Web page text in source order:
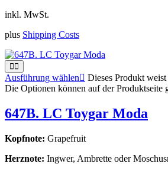
inkl. MwSt.
plus Shipping Costs
Ausführung wählen
Dieses Produkt
Die Optionen können auf der Produktseite
647B. LC Toygar Moda
Kopfnote: Grapefruit
Herznote: Ingwer, Ambrette oder